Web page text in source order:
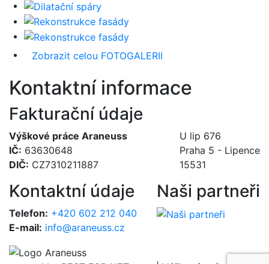
Zobrazit celou FOTOGALERII
Kontaktní informace
Fakturační údaje
Výškové práce Araneuss
IČ: 63630648
DIČ: CZ7310211887
U lip 676
Praha 5 - Lipence
15531
Kontaktní údaje
Telefon: +420 602 212 040
E-mail: info@araneuss.cz
Naši partneři